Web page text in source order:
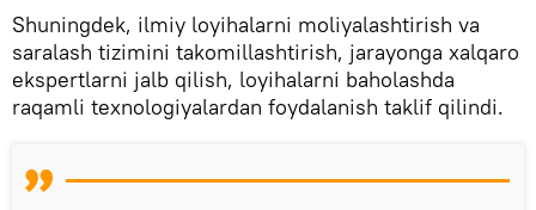
Shuningdek, ilmiy loyihalarni moliyalashtirish va
saralash tizimini takomillashtirish, jarayonga xalqaro
ekspertlarni jalb qilish, loyihalarni baholashda
raqamli texnologiyalardan foydalanish taklif qilindi.